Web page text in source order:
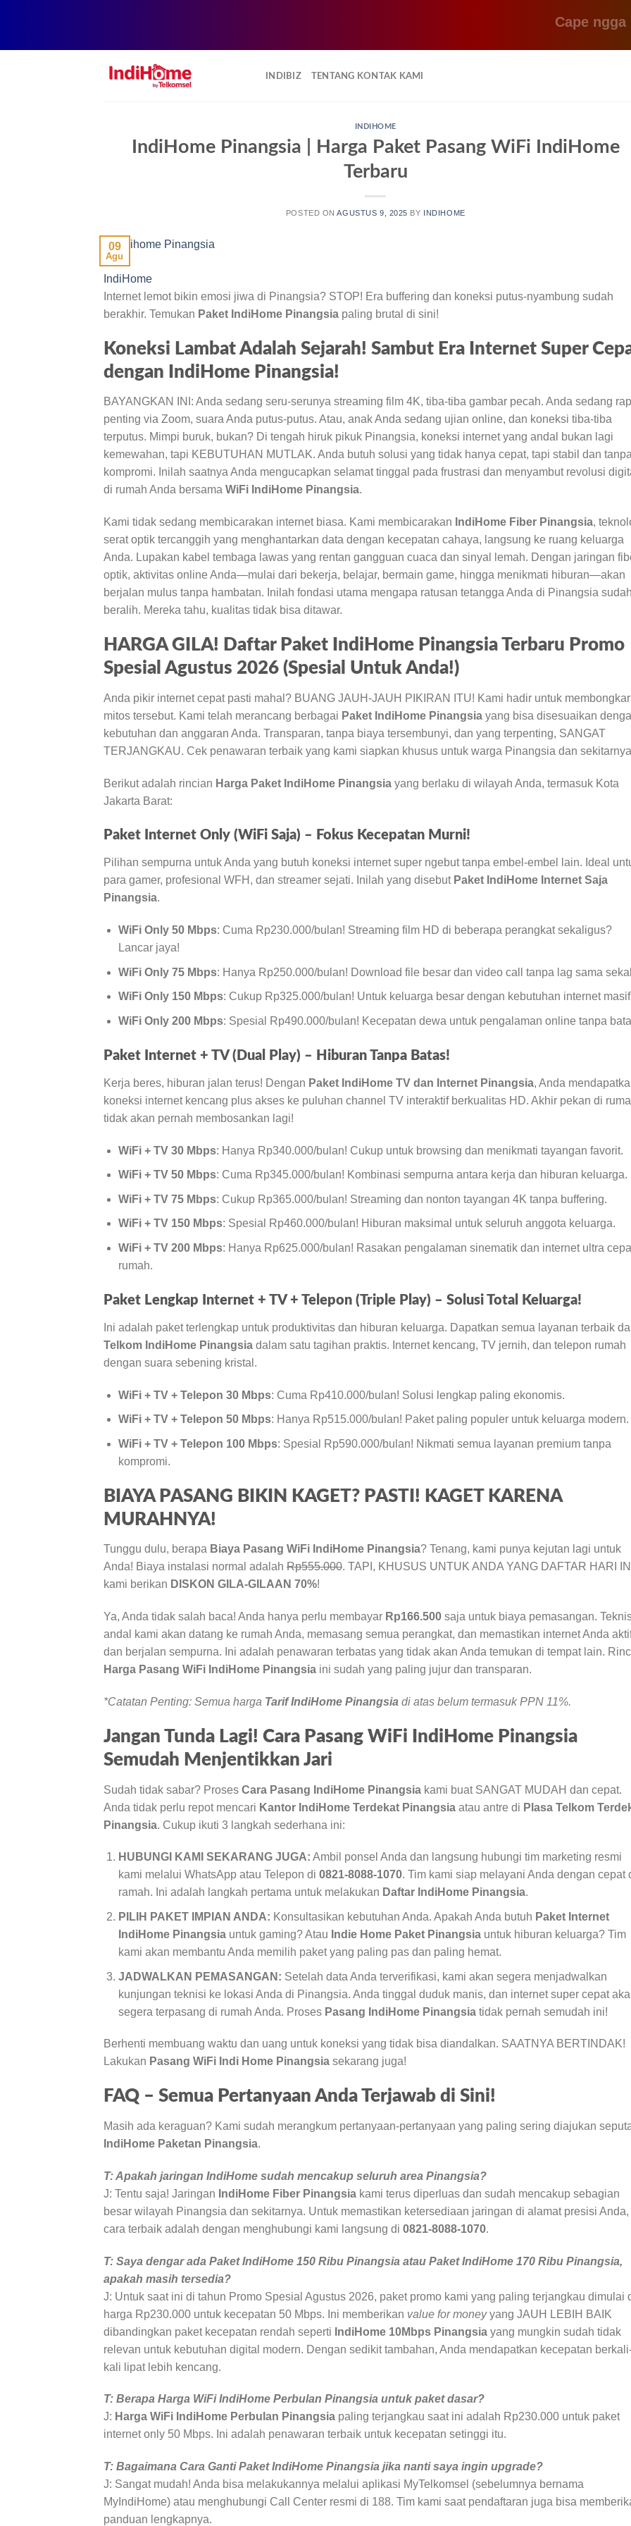
Cape ngga
INDIBIZ TENTANG KONTAK KAMI
INDIHOME
IndiHome Pinangsia | Harga Paket Pasang WiFi IndiHome
Terbaru
POSTED ONAGUSTUS 9, 2025 BY INDIHOME
09
Agu
IndiHome
Internet lemot bikin emosi jiwa di Pinangsia? STOP! Era buffering dan koneksi putus-nyambung sudah
berakhir. Temukan Paket IndiHome Pinangsia paling brutal di sini!
Koneksi Lambat Adalah Sejarah! Sambut Era Internet Super
dengan IndiHome Pinangsia!
BAYANGKAN INI: Anda sedang seru-serunya streaming film 4K, tiba-tiba gambar pecah. Anda sedang
penting via Zoom, suara Anda putus-putus. Atau, anak Anda sedang ujian online, dan koneksi tiba-tiba
terputus. Mimpi buruk, bukan? Di tengah hiruk pikuk Pinangsia, koneksi internet yang andal bukan lagi
kemewahan, tapi KEBUTUHAN MUTLAK. Anda butuh solusi yang tidak hanya cepat, tapi stabil dan
kompromi. Inilah saatnya Anda mengucapkan selamat tinggal pada frustrasi dan menyambut revolusi
di rumah Anda bersama WiFi IndiHome Pinangsia.
Kami tidak sedang membicarakan internet biasa. Kami membicarakan IndiHome Fiber Pinangsia,
serat optik tercanggih yang menghantarkan data dengan kecepatan cahaya, langsung ke ruang keluarga
Anda. Lupakan kabel tembaga lawas yang rentan gangguan cuaca dan sinyal lemah. Dengan jaringan
optik, aktivitas online Anda—mulai dari bekerja, belajar, bermain game, hingga menikmati hiburan—akan
berjalan mulus tanpa hambatan. Inilah fondasi utama mengapa ratusan tetangga Anda di Pinangsia sudah
beralih. Mereka tahu, kualitas tidak bisa ditawar.
HARGA GILA! Daftar Paket IndiHome Pinangsia Terbaru Promo
Spesial Agustus 2026 (Spesial Untuk Anda!)
Anda pikir internet cepat pasti mahal? BUANG JAUH-JAUH PIKIRAN ITU! Kami hadir untuk membongkar
mitos tersebut. Kami telah merancang berbagai Paket IndiHome Pinangsia yang bisa disesuaikan
kebutuhan dan anggaran Anda. Transparan, tanpa biaya tersembunyi, dan yang terpenting, SANGAT
TERJANGKAU. Cek penawaran terbaik yang kami siapkan khusus untuk warga Pinangsia dan
Berikut adalah rincian Harga Paket IndiHome Pinangsia yang berlaku di wilayah Anda, termasuk Kota
Jakarta Barat:
Paket Internet Only (WiFi Saja) – Fokus Kecepatan Murni!
Pilihan sempurna untuk Anda yang butuh koneksi internet super ngebut tanpa embel-embel lain. Ideal
para gamer, profesional WFH, dan streamer sejati. Inilah yang disebut Paket IndiHome Internet Saja
Pinangsia.
WiFi Only 50 Mbps: Cuma Rp230.000/bulan! Streaming film HD di beberapa perangkat sekaligus?
Lancar jaya!
WiFi Only 75 Mbps: Hanya Rp250.000/bulan! Download file besar dan video call tanpa lag sama
WiFi Only 150 Mbps: Cukup Rp325.000/bulan! Untuk keluarga besar dengan kebutuhan internet
WiFi Only 200 Mbps: Spesial Rp490.000/bulan! Kecepatan dewa untuk pengalaman online tanpa
Paket Internet + TV (Dual Play) – Hiburan Tanpa Batas!
Kerja beres, hiburan jalan terus! Dengan Paket IndiHome TV dan Internet Pinangsia, Anda
koneksi internet kencang plus akses ke puluhan channel TV interaktif berkualitas HD. Akhir pekan di
tidak akan pernah membosankan lagi!
WiFi + TV 30 Mbps: Hanya Rp340.000/bulan! Cukup untuk browsing dan menikmati tayangan favorit.
WiFi + TV 50 Mbps: Cuma Rp345.000/bulan! Kombinasi sempurna antara kerja dan hiburan keluarga.
WiFi + TV 75 Mbps: Cukup Rp365.000/bulan! Streaming dan nonton tayangan 4K tanpa buffering.
WiFi + TV 150 Mbps: Spesial Rp460.000/bulan! Hiburan maksimal untuk seluruh anggota keluarga.
WiFi + TV 200 Mbps: Hanya Rp625.000/bulan! Rasakan pengalaman sinematik dan internet ultra
rumah.
Paket Lengkap Internet + TV + Telepon (Triple Play) – Solusi Total Keluarga!
Ini adalah paket terlengkap untuk produktivitas dan hiburan keluarga. Dapatkan semua layanan terbaik
Telkom IndiHome Pinangsia dalam satu tagihan praktis. Internet kencang, TV jernih, dan telepon rumah
dengan suara sebening kristal.
WiFi + TV + Telepon 30 Mbps: Cuma Rp410.000/bulan! Solusi lengkap paling ekonomis.
WiFi + TV + Telepon 50 Mbps: Hanya Rp515.000/bulan! Paket paling populer untuk keluarga modern.
WiFi + TV + Telepon 100 Mbps: Spesial Rp590.000/bulan! Nikmati semua layanan premium tanpa
kompromi.
BIAYA PASANG BIKIN KAGET? PASTI! KAGET KARENA
MURAHNYA!
Tunggu dulu, berapa Biaya Pasang WiFi IndiHome Pinangsia? Tenang, kami punya kejutan lagi untuk
Anda! Biaya instalasi normal adalah Rp555.000. TAPI, KHUSUS UNTUK ANDA YANG DAFTAR HARI
kami berikan DISKON GILA-GILAAN 70%!
Ya, Anda tidak salah baca! Anda hanya perlu membayar Rp166.500 saja untuk biaya pemasangan.
andal kami akan datang ke rumah Anda, memasang semua perangkat, dan memastikan internet Anda
dan berjalan sempurna. Ini adalah penawaran terbatas yang tidak akan Anda temukan di tempat lain.
Harga Pasang WiFi IndiHome Pinangsia ini sudah yang paling jujur dan transparan.
*Catatan Penting: Semua harga Tarif IndiHome Pinangsia di atas belum termasuk PPN 11%.
Jangan Tunda Lagi! Cara Pasang WiFi IndiHome Pinangsia
Semudah Menjentikkan Jari
Sudah tidak sabar? Proses Cara Pasang IndiHome Pinangsia kami buat SANGAT MUDAH dan cepat.
Anda tidak perlu repot mencari Kantor IndiHome Terdekat Pinangsia atau antre di Plasa Telkom
Pinangsia. Cukup ikuti 3 langkah sederhana ini:
HUBUNGI KAMI SEKARANG JUGA: Ambil ponsel Anda dan langsung hubungi tim marketing resmi
kami melalui WhatsApp atau Telepon di 0821-8088-1070. Tim kami siap melayani Anda dengan cepat
ramah. Ini adalah langkah pertama untuk melakukan Daftar IndiHome Pinangsia.
PILIH PAKET IMPIAN ANDA: Konsultasikan kebutuhan Anda. Apakah Anda butuh Paket Internet
IndiHome Pinangsiauntuk gaming? Atau Indie Home Paket Pinangsiauntuk hiburan keluarga? Tim
kami akan membantu Anda memilih paket yang paling pas dan paling hemat.
JADWALKAN PEMASANGAN: Setelah data Anda terverifikasi, kami akan segera menjadwalkan
kunjungan teknisi ke lokasi Anda di Pinangsia. Anda tinggal duduk manis, dan internet super cepat
segera terpasang di rumah Anda. Proses Pasang IndiHome Pinangsiatidak pernah semudah ini!
Berhenti membuang waktu dan uang untuk koneksi yang tidak bisa diandalkan. SAATNYA BERTINDAK!
Lakukan Pasang WiFi Indi Home Pinangsia sekarang juga!
FAQ – Semua Pertanyaan Anda Terjawab di Sini!
Masih ada keraguan? Kami sudah merangkum pertanyaan-pertanyaan yang paling sering diajukan
IndiHome Paketan Pinangsia.
T: Apakah jaringan IndiHome sudah mencakup seluruh area Pinangsia?
J: Tentu saja! Jaringan IndiHome Fiber Pinangsia kami terus diperluas dan sudah mencakup sebagian
besar wilayah Pinangsia dan sekitarnya. Untuk memastikan ketersediaan jaringan di alamat presisi Anda,
cara terbaik adalah dengan menghubungi kami langsung di 0821-8088-1070.
T: Saya dengar ada Paket IndiHome 150 Ribu Pinangsia atau Paket IndiHome 170 Ribu Pinangsia,
apakah masih tersedia?
J: Untuk saat ini di tahun Promo Spesial Agustus 2026, paket promo kami yang paling terjangkau dimulai
harga Rp230.000 untuk kecepatan 50 Mbps. Ini memberikan value for moneyyang JAUH LEBIH BAIK
dibandingkan paket kecepatan rendah seperti IndiHome 10Mbps Pinangsia yang mungkin sudah tidak
relevan untuk kebutuhan digital modern. Dengan sedikit tambahan, Anda mendapatkan kecepatan
kali lipat lebih kencang.
T: Berapa Harga WiFi IndiHome Perbulan Pinangsia untuk paket dasar?
J: Harga WiFi IndiHome Perbulan Pinangsia paling terjangkau saat ini adalah Rp230.000 untuk paket
internet only 50 Mbps. Ini adalah penawaran terbaik untuk kecepatan setinggi itu.
T: Bagaimana Cara Ganti Paket IndiHome Pinangsia jika nanti saya ingin upgrade?
J: Sangat mudah! Anda bisa melakukannya melalui aplikasi MyTelkomsel (sebelumnya bernama
MyIndiHome) atau menghubungi Call Center resmi di 188. Tim kami saat pendaftaran juga bisa
panduan lengkapnya.